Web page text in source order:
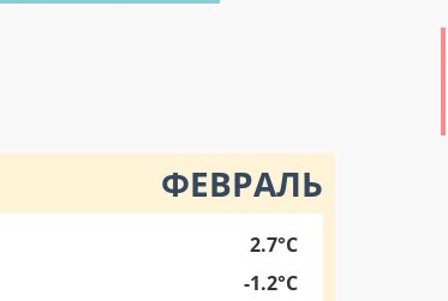
ФЕВРАЛЬ
2.7°C
-1.2°C